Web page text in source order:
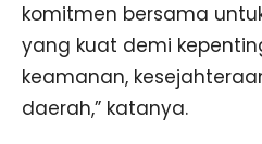
komitmen bersama
yang kuat demi
keamanan,
daerah,” katanya.